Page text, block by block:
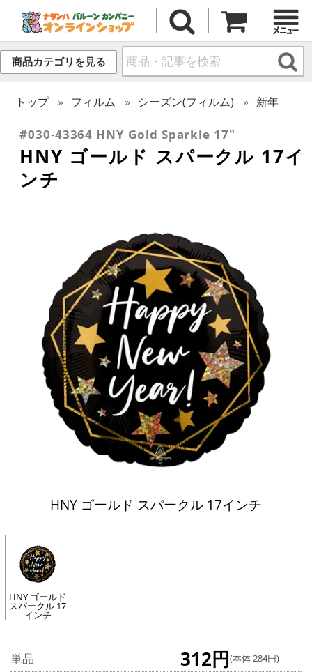
商品カテゴリを見る
トップ フィルム シーズン(フィルム) 新年
#030-43364 HNY Gold Sparkle 17"
HNY ゴールド スパークル 17イ
ンチ
HNY ゴールド スパークル 17インチ
HNY ゴールド
スパークル 17
インチ
単品 312円(本体 284円)